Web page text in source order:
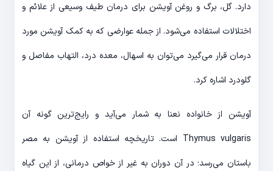
دارد. گل، برگ و روغن آویشن برای درمان طیف وسیعی از علائم و
اختلالات استفاده می‌شود. از جمله عوارضی که به کمک آویشن مورد
درمان قرار می‌گیرد می‌توان به اسهال، معده درد، التهاب مفاصل و
گلودرد اشاره کرد.
آویشن از خانواده نعنا به شمار می‌آید و رایج‌ترین گونه آن
Thymus vulgaris است. تاریخچه استفاده از آویشن به مصر
باستان می‌رسد؛ در آن دوران به غیر از خواص درمانی، از این گیاه